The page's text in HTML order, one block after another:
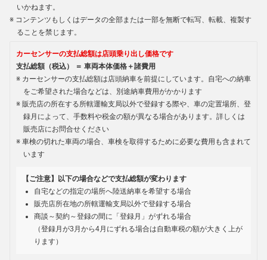
いかねます。
コンテンツもしくはデータの全部または一部を無断で転写、転載、複製す
ることを禁じます。
カーセンサーの支払総額は店頭乗り出し価格です
支払総額（税込） ＝ 車両本体価格＋諸費用
カーセンサーの支払総額は店頭納車を前提にしています。自宅への納車
をご希望された場合などは、別途納車費用がかかります
販売店の所在する所轄運輸支局以外で登録する際や、車の定置場所、登
録月によって、手数料や税金の額が異なる場合があります。詳しくは
販売店にお問合せください
車検の切れた車両の場合、車検を取得するために必要な費用も含まれて
います
【ご注意】以下の場合などで支払総額が変わります
自宅などの指定の場所へ陸送納車を希望する場合
販売店所在地の所轄運輸支局以外で登録する場合
商談～契約～登録の間に「登録月」がずれる場合
（登録月が3月から4月にずれる場合は自動車税の額が大きく上が
ります）